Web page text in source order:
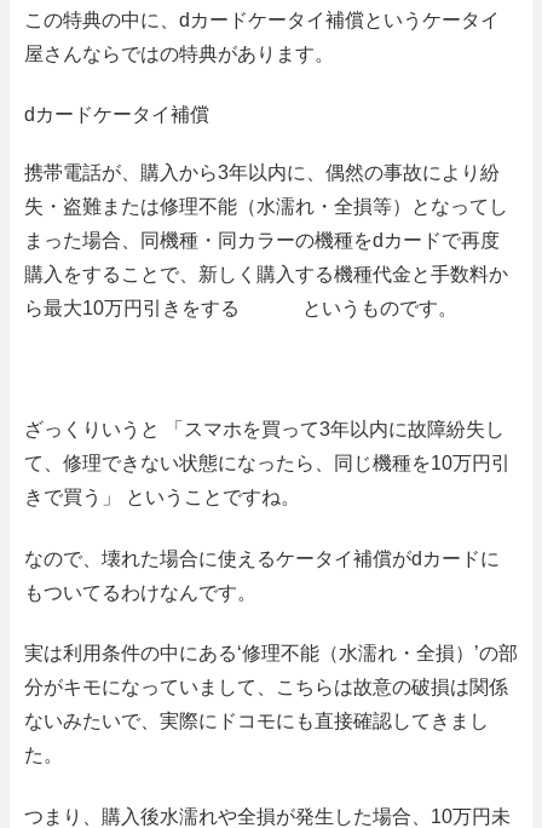
この特典の中に、 dカードケータイ補償というケータイ
屋さんならではの特典があります。
dカードケータイ補償
携帯電話が、購入から3年以内に、偶然の事故により紛
失・盗難または修理不能（水濡れ・全損等）となってし
まった場合、同機種・同カラーの機種をd カードで再度
購入をすることで、新しく購入する機種代金と手数料か
ら最大10万円引き をする というものです。
ざっくりいうと 「スマホを買って3年以内に故障紛失し
て、修理できない状態になったら、同じ機種を10万円引
きで買う」
ということですね。
なので、壊れた場合に使えるケータイ補償がd カードに
もついてるわけなんです。
実は利用条件の中にある‘修理不能（水濡れ・全損）’の部
分がキモになっていまして、こちらは故意の破損は関係
ないみたいで、実際にドコモにも直接確認してきまし
た。
つまり、購入後水濡れや全損が発生した場合、 10万円未